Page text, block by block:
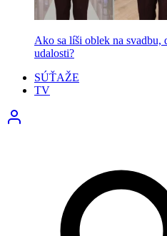
Ako sa líši oblek na svadbu,
udalosti?
SÚŤAŽE
TV